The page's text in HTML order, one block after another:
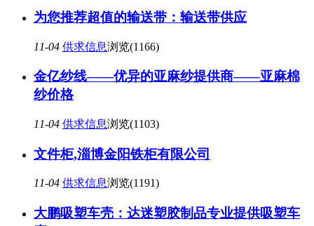
为您推荐超值的输送带：输送带供应
11-04 供求信息浏览(1166)
金亿纱线——优异的亚麻纱提供商——亚麻棉
纱价格
11-04 供求信息浏览(1103)
文件柜,淄博金阳铁柜有限公司
11-04 供求信息浏览(1191)
大鹏吸塑车壳：达迷塑胶制品专业提供吸塑车